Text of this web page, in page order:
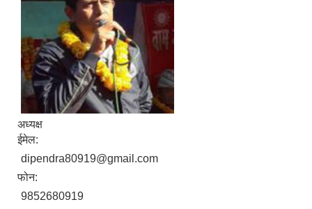
अध्यक्ष
ईमेल:
dipendra80919@gmail.com
फोन:
9852680919